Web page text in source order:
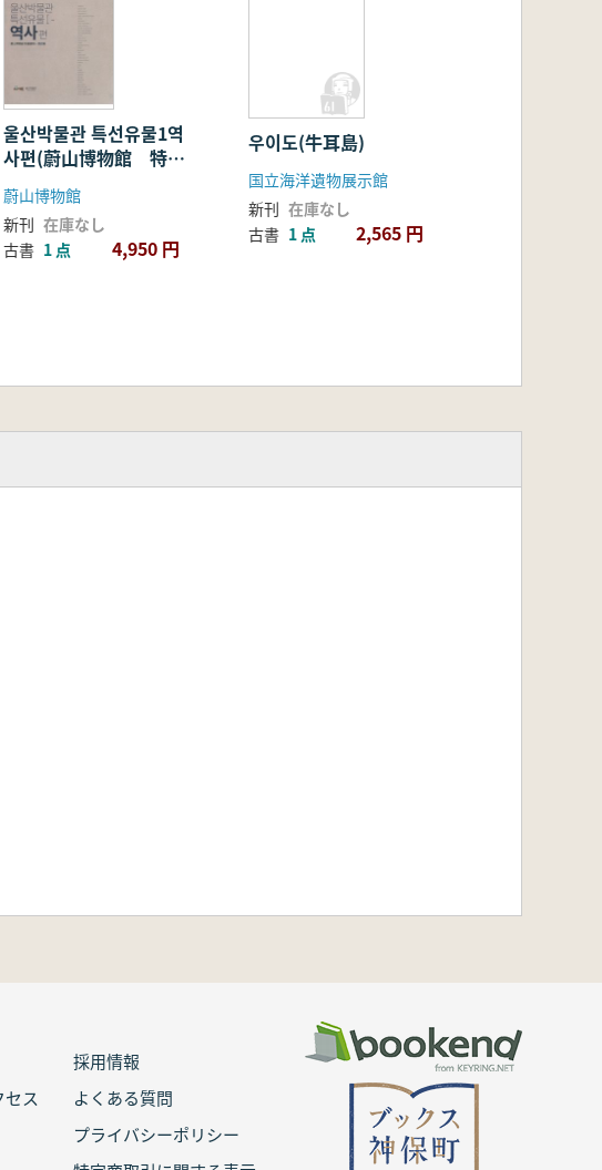
울산박물관 특선유물1역
사편(蔚山博物館 特選
遺物1歴史編)
蔚山博物館
新刊 在庫なし
古書 1 点 4,950 円
우이도(牛耳島)
国立海洋遺物展示館
新刊 在庫なし
古書 1 点 2,565 円
採用情報
ス
よくある質問
プライバシーポリシー